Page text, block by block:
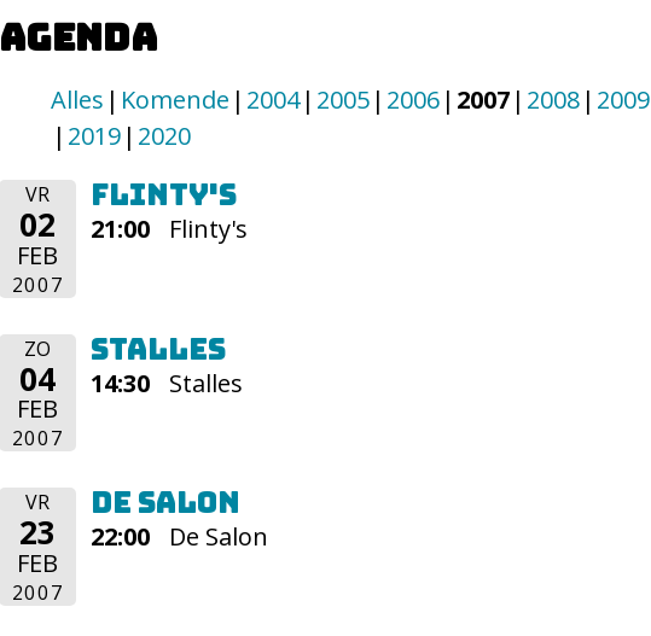
Agenda
Alles Komende 2004 2005 2006 2007 2008 2009
2019 2020
VR
02
FEB
2007
Flinty's
21:00 Flinty's
ZO
04
FEB
2007
Stalles
14:30 Stalles
VR
23
FEB
2007
De Salon
22:00 De Salon